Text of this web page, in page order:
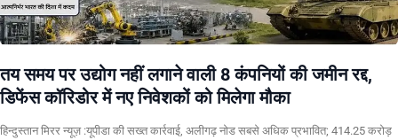
तय समय पर उद्योग नहीं लगाने वाली 8 कंपनियों की जमीन रद्द,
डिफेंस कॉरिडोर में नए निवेशकों को मिलेगा मौका
हिन्दुस्तान मिरर न्यूज़ :यूपीडा की सख्त कार्रवाई, अलीगढ़ नोड सबसे अधिक प्रभावित; 414.25 करोड़